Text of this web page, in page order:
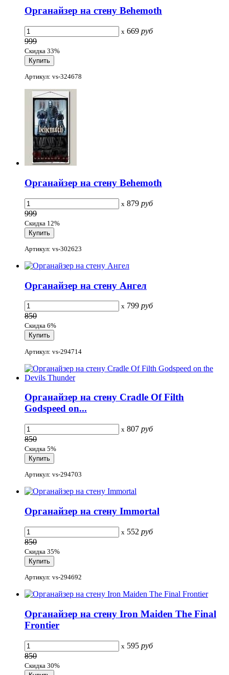
Органайзер на стену Behemoth
x 669 руб
999
Скидка 33%
Артикул: vs-324678
Органайзер на стену Behemoth
x 879 руб
999
Скидка 12%
Артикул: vs-302623
Органайзер на стену Ангел
x 799 руб
850
Скидка 6%
Артикул: vs-294714
Органайзер на стену Cradle Of Filth
Godspeed on...
x 807 руб
850
Скидка 5%
Артикул: vs-294703
Органайзер на стену Immortal
x 552 руб
850
Скидка 35%
Артикул: vs-294692
Органайзер на стену Iron Maiden The Final
Frontier
x 595 руб
850
Скидка 30%